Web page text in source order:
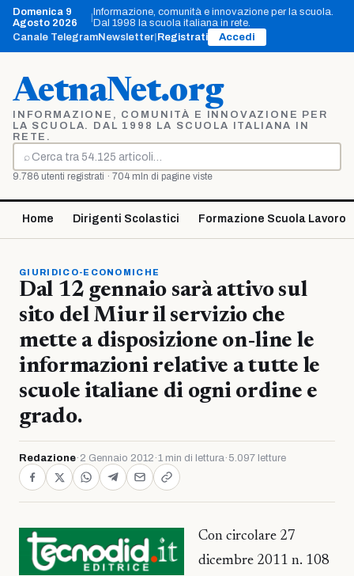
Vai
contenuto
Domenica 9
Agosto 2026
|Informazione, comunità e innovazione per la scuola.
Dal 1998 la scuola italiana in rete.
Canale TelegramNewsletter Registrati Accedi
AetnaNet.org
INFORMAZIONE, COMUNITÀ E INNOVAZIONE PER
LA SCUOLA. DAL 1998 LA SCUOLA ITALIANA IN
RETE.
⌕
Cerca
9.786 utenti registrati · 704 mln di pagine viste
Home Dirigenti Scolastici Formazione Scuola Lavoro
GIURIDICO-ECONOMICHE
Dal 12 gennaio sarà attivo sul
sito del Miur il servizio che
mette a disposizione on-line le
informazioni relative a tutte le
scuole italiane di ogni ordine e
grado.
Redazione· 2 Gennaio 2012 ·1 min di lettura· 5.097 letture
Con circolare 27
dicembre 2011 n. 108